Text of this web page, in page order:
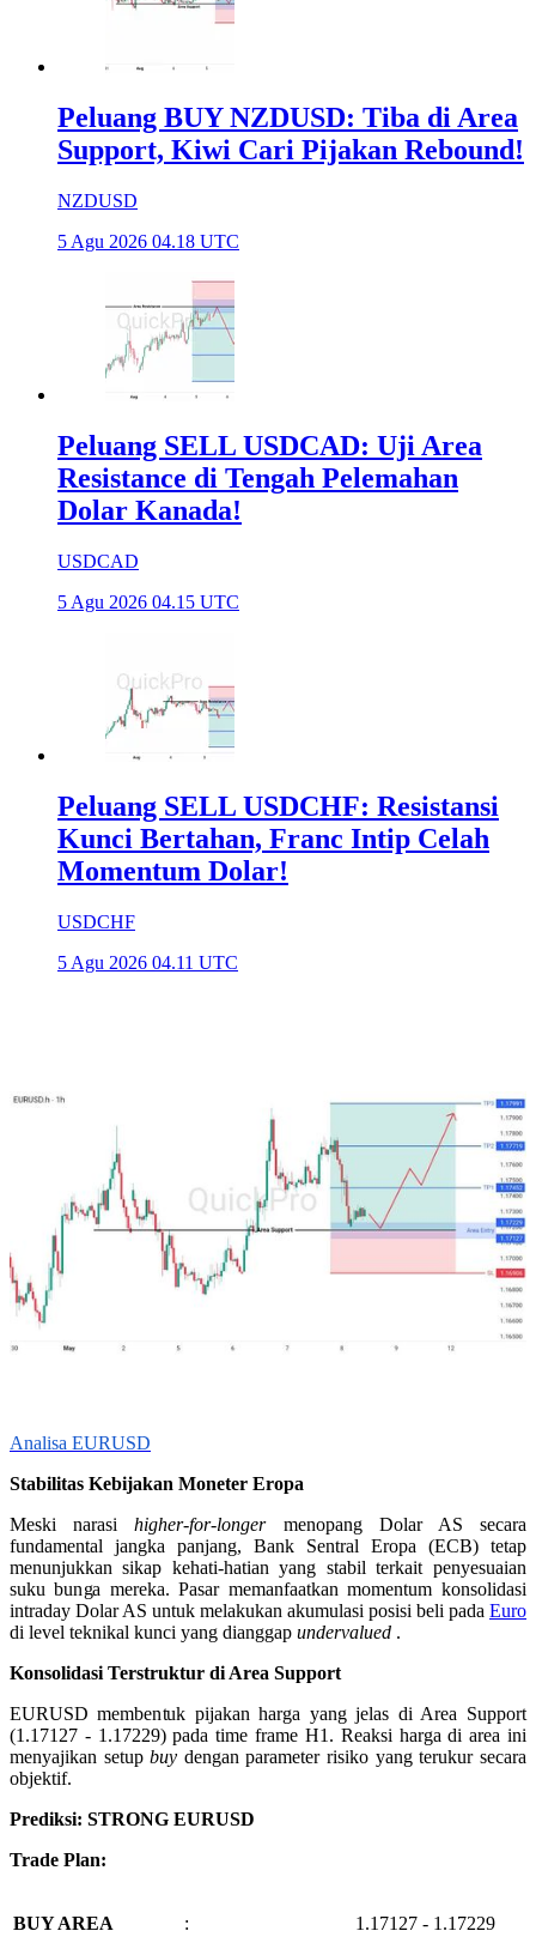
Peluang BUY NZDUSD: Tiba di Area
Support, Kiwi Cari Pijakan Rebound!
NZDUSD
5 Agu 2026 04.18 UTC
Peluang SELL USDCAD: Uji Area
Resistance di Tengah Pelemahan
Dolar Kanada!
USDCAD
5 Agu 2026 04.15 UTC
Peluang SELL USDCHF: Resistansi
Kunci Bertahan, Franc Intip Celah
Momentum Dolar!
USDCHF
5 Agu 2026 04.11 UTC
Analisa EURUSD
Stabilitas Kebijakan Moneter Eropa
Meski narasihigher-for-longer
menopang Dolar AS secara
fundamental jangka panjang, Bank Sentral Eropa (ECB) tetap
menunjukkan sikap kehati-hatian yang stabil terkait penyesuaian
suku bunga mereka. Pasar memanfaatkan momentum konsolidasi
intraday Dolar AS untuk melakukan akumulasi posisi beli pada Euro
di level teknikal kunci yang dianggap undervalued .
Konsolidasi Terstruktur di Area Support
EURUSD membentuk pijakan harga yang jelas di Area Support
(1.17127 - 1.17229) pada time frame H1. Reaksi harga di area ini
menyajikan setupbuy dengan parameter risiko yang terukur secara
objektif.
Prediksi: STRONG EURUSD
Trade Plan:
BUY AREA : 1.17127 - 1.17229